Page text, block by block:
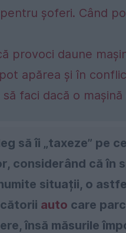
șoferi. Când
provoci daune
apărea și în
faci dacă o
să îi „taxeze” pe
considerând că în
situații, o
auto care
însă măsurile